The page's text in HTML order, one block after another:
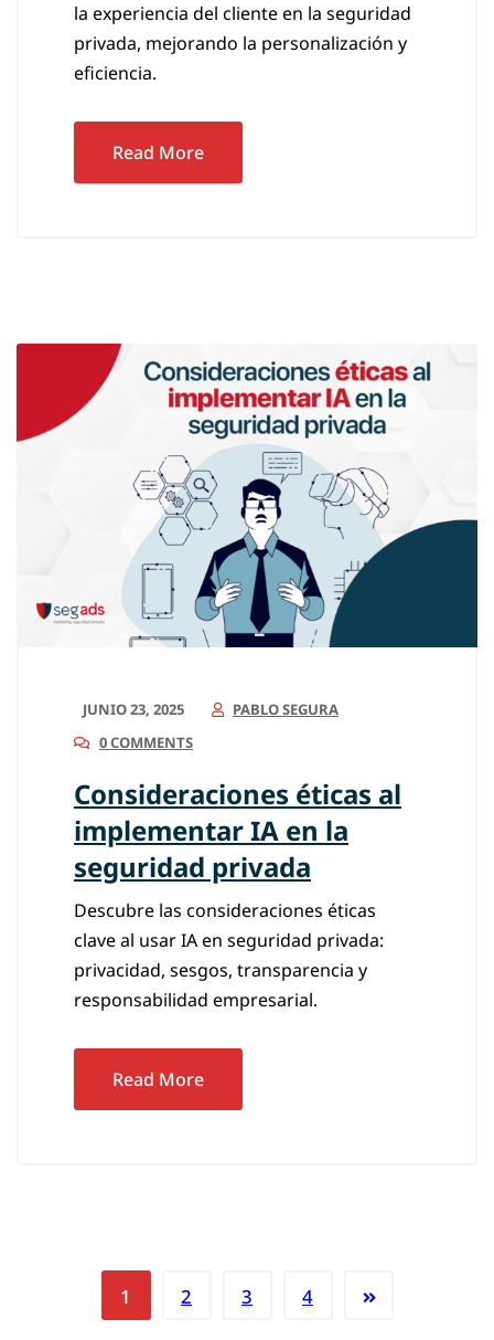
la experiencia del cliente en la seguridad
privada, mejorando la personalización y
eficiencia.
Read More
JUNIO 23, 2025
PABLO SEGURA
0 COMMENTS
Consideraciones éticas al
implementar IA en la
seguridad privada
Descubre las consideraciones éticas
clave al usar IA en seguridad privada:
privacidad, sesgos, transparencia y
responsabilidad empresarial.
Read More
1 2 3 4